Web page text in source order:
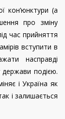
кон’юнктури (а
про зміну
час прийняття
вступити в
насправді
подією.
і Україна як
і залишається